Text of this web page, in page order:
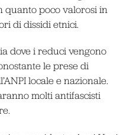
quanto poco valorosi in
di dissidi etnici.
dove i reduci vengono
le prese di
locale e nazionale.
molti antifascisti